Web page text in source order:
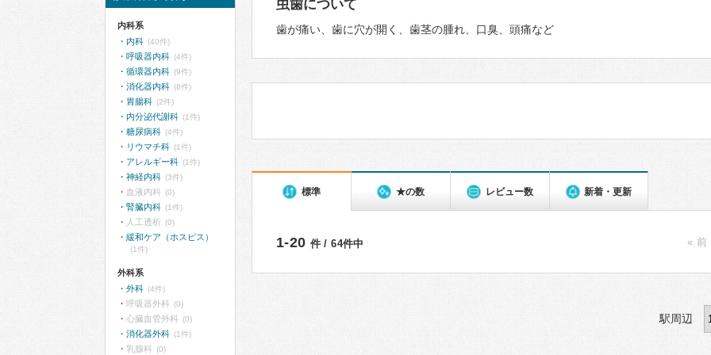
虫歯について
歯が痛い、歯に穴が開く、歯茎の腫れ、口臭、頭痛など
標準 ★の数 レビュー数 新着・更新
1-20 件 / 64件中 « 前
駅周辺
内科系
内科 (40件)
呼吸器内科 (4件)
循環器内科 (9件)
消化器内科 (8件)
胃腸科 (2件)
内分泌代謝科 (1件)
糖尿病科 (4件)
リウマチ科 (1件)
アレルギー科 (1件)
神経内科 (3件)
血液内科 (0)
腎臓内科 (1件)
人工透析 (0)
緩和ケア（ホスピス）
(1件)
外科系
外科 (4件)
呼吸器外科 (0)
心臓血管外科 (0)
消化器外科 (1件)
乳腺科 (0)